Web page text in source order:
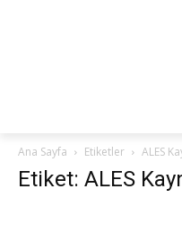
Ana Sayfa Etiketler ALES
Etiket: ALES